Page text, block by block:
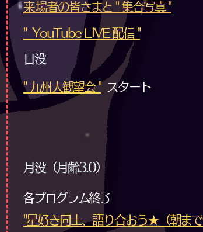
​来場者の皆さまと " 集合写真 "
​" YouTube LIVE 配信 "
日没
" 九州大観望会 " スタート
月没（月齢3.0）
各プログラム終了
"星好き同士、語り合おう★（朝ま